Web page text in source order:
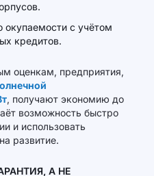
окупаемости с учётом
кредитов.
оценкам, предприятия,
, получают экономию до
возможность быстро
и использовать
развитие.
А НЕ